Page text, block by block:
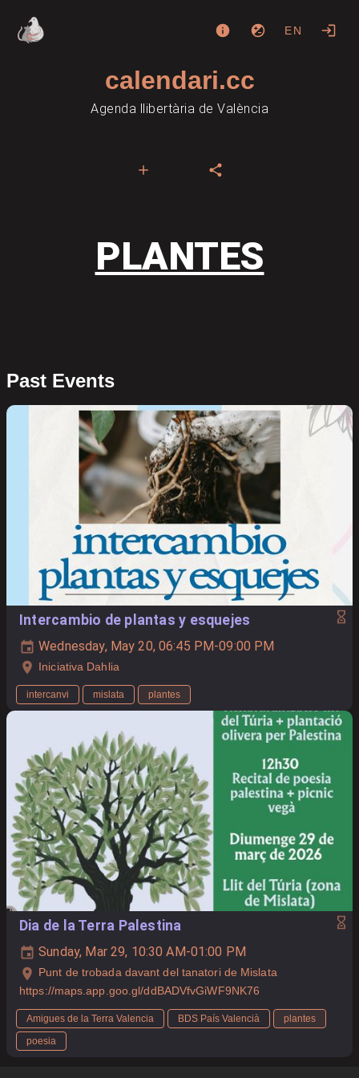
EN
calendari.cc
Agenda llibertària de València
PLANTES
Past Events
Intercambio de plantas y esquejes
Wednesday, May 20, 06:45 PM-09:00 PM
Iniciativa Dahlia
intercanvi mislata plantes
Dia de la Terra Palestina
Sunday, Mar 29, 10:30 AM-01:00 PM
Punt de trobada davant del tanatori de Mislata
https://maps.app.goo.gl/ddBADVfvGiWF9NK76
Amigues de la Terra Valencia BDS País Valencià
plantes
poesia